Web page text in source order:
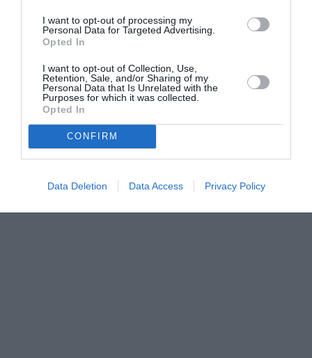
I want to opt-out of processing my
Personal Data for Targeted Advertising.
Opted In
I want to opt-out of Collection, Use,
Retention, Sale, and/or Sharing of my
Personal Data that Is Unrelated with the
Purposes for which it was collected.
Opted In
CONFIRM
Data Deletion Data Access Privacy Policy